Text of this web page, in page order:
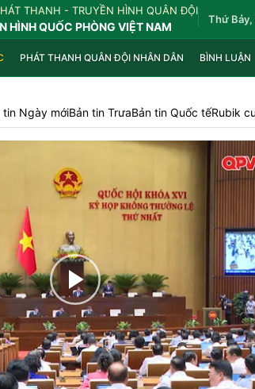
THANH - TRUYỀN HÌNH QUÂN ĐỘI
HÌNH QUỐC PHÒNG VIỆT NAM
Thứ
PHÁT THANH QUÂN ĐỘI NHÂN DÂN BÌNH LUẬN
tin Ngày mớiBản tin TrưaBản tin Quốc tếRubik